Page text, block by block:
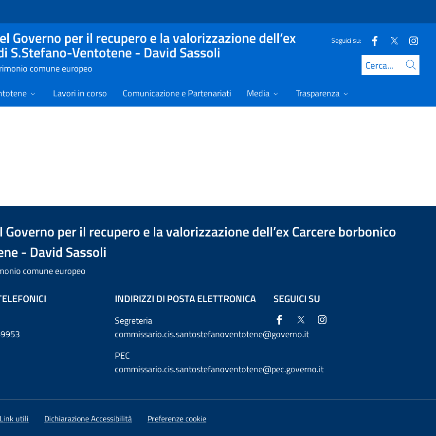
Governo per il recupero e la valorizzazione dell’ex
S.Stefano-Ventotene - David Sassoli
comune europeo
Seguici su:
Cerca
Lavori in corso Comunicazione e Partenariati Media Trasparenza
per il recupero e la valorizzazione dell’ex Carcere borbonico
- David Sassoli
comune europeo
INDIRIZZI DI POSTA ELETTRONICA
Segreteria
commissario.cis.santostefanoventotene@governo.it
PEC
commissario.cis.santostefanoventotene@pec.governo.it
SEGUICI SU
Link utili Dichiarazione Accessibilità Preferenze cookie